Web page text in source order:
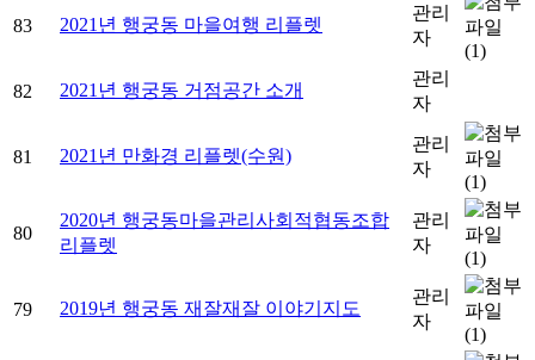
83 2021년 행궁동 마을여행 리플렛
관리
자
(1)
82
2021년 행궁동 거점공간 소개
관리
자
81 2021년 만화경 리플렛(수원)
관리
자
(1)
80
2020년 행궁동마을관리사회적협동조합
리플렛
관리
자
(1)
79 2019년 행궁동 재잘재잘 이야기지도
관리
자
(1)